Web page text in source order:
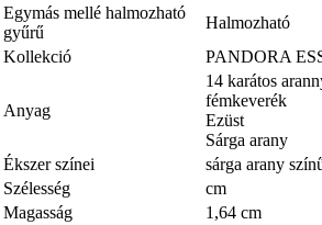
Egymás mellé halmozható
gyűrű
Halmozható
Kollekció
PANDORA
Anyag
14 karátos
fémkeverék
Ezüst
Sárga arany
Ékszer színei
sárga arany
Szélesség
cm
Magasság
1,64 cm